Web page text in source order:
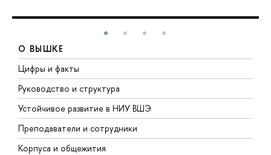
О ВЫШКЕ
Цифры и факты
Руководство и структура
Устойчивое развитие в НИУ ВШЭ
Преподаватели и сотрудники
Корпуса и общежития